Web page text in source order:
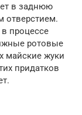
в заднюю
отверстием.
процессе
ротовые
майские жуки
придатков